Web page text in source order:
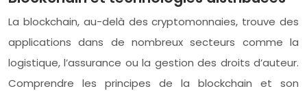
La blockchain, au-delà des cryptomonnaies, trouve des
applications dans de nombreux secteurs comme la
logistique, l’assurance ou la gestion des droits d’auteur.
Comprendre les principes de la blockchain et son